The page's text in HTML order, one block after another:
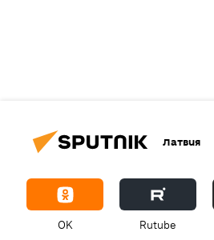
Латвия
OK Rutube